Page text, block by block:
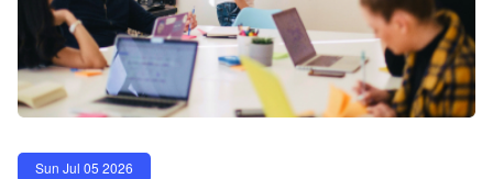
Sun Jul 05 2026